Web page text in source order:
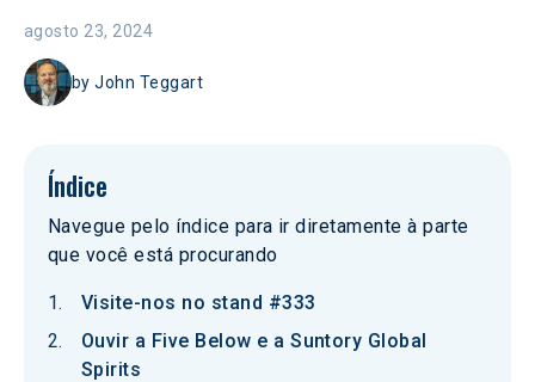
agosto 23, 2024
byJohn Teggart
Índice
Navegue pelo índice para ir diretamente à parte
que você está procurando
Visite-nos no stand #333
Ouvir a Five Below e a Suntory Global
Spirits